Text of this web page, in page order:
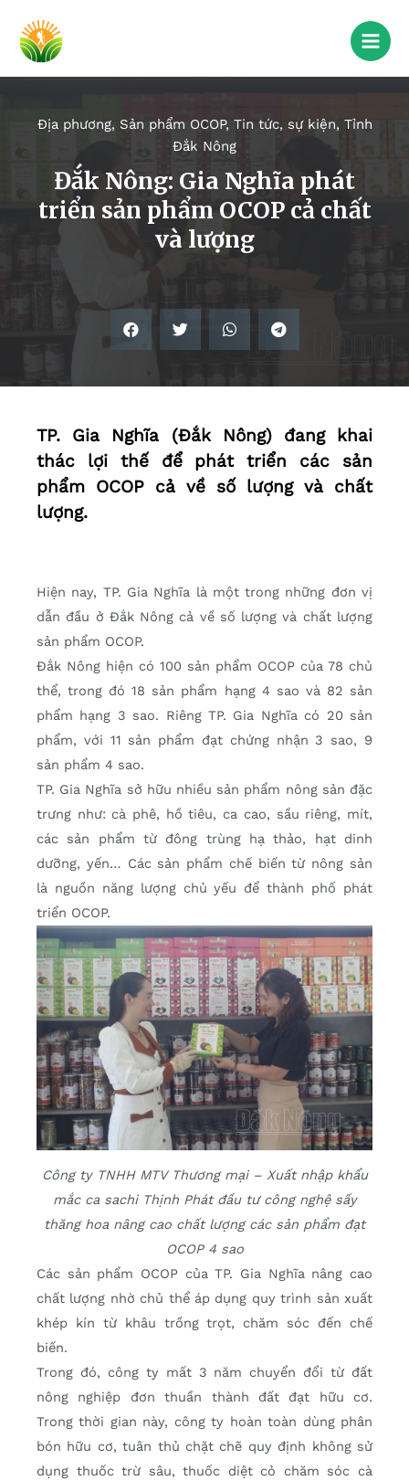
Địa phương, Sản phẩm OCOP, Tin tức, sự kiện, Tỉnh
Đắk Nông
Đắk Nông: Gia Nghĩa phát
triển sản phẩm OCOP cả chất
và lượng
TP. Gia Nghĩa (Đắk Nông) đang khai
thác lợi thế để phát triển các sản
phẩm OCOP cả về số lượng và chất
lượng.
Hiện nay, TP. Gia Nghĩa là một trong những đơn vị
dẫn đầu ở Đắk Nông cả về số lượng và chất lượng
sản phẩm OCOP.
Đắk Nông hiện có 100 sản phẩm OCOP của 78 chủ
thể, trong đó 18 sản phẩm hạng 4 sao và 82 sản
phẩm hạng 3 sao. Riêng TP. Gia Nghĩa có 20 sản
phẩm, với 11 sản phẩm đạt chứng nhận 3 sao, 9
sản phẩm 4 sao.
TP. Gia Nghĩa sở hữu nhiều sản phẩm nông sản đặc
trưng ​​như: cà phê, hồ tiêu, ca cao, sầu riêng, mít,
các sản phẩm từ đông trùng hạ thảo, hạt dinh
dưỡng, yến… Các sản phẩm chế biến từ nông sản
là nguồn năng lượng chủ yếu để thành phố phát
triển OCOP.
Công ty TNHH MTV Thương mại – Xuất nhập khẩu
mắc ca sachi Thịnh Phát đầu tư công nghệ sấy
thăng hoa nâng cao chất lượng các sản phẩm đạt
OCOP 4 sao
Các sản phẩm OCOP của TP. Gia Nghĩa nâng cao
chất lượng nhờ chủ thể áp dụng quy trình sản xuất
khép kín từ khâu trồng trọt, chăm sóc đến chế
biến.
Trong đó, công ty mất 3 năm chuyển đổi từ đất
nông nghiệp đơn thuần thành đất đạt hữu cơ.
Trong thời gian này, công ty hoàn toàn dùng phân
bón hữu cơ, tuân thủ chặt chẽ quy định không sử
dụng thuốc trừ sâu, thuốc diệt cỏ chăm sóc cà